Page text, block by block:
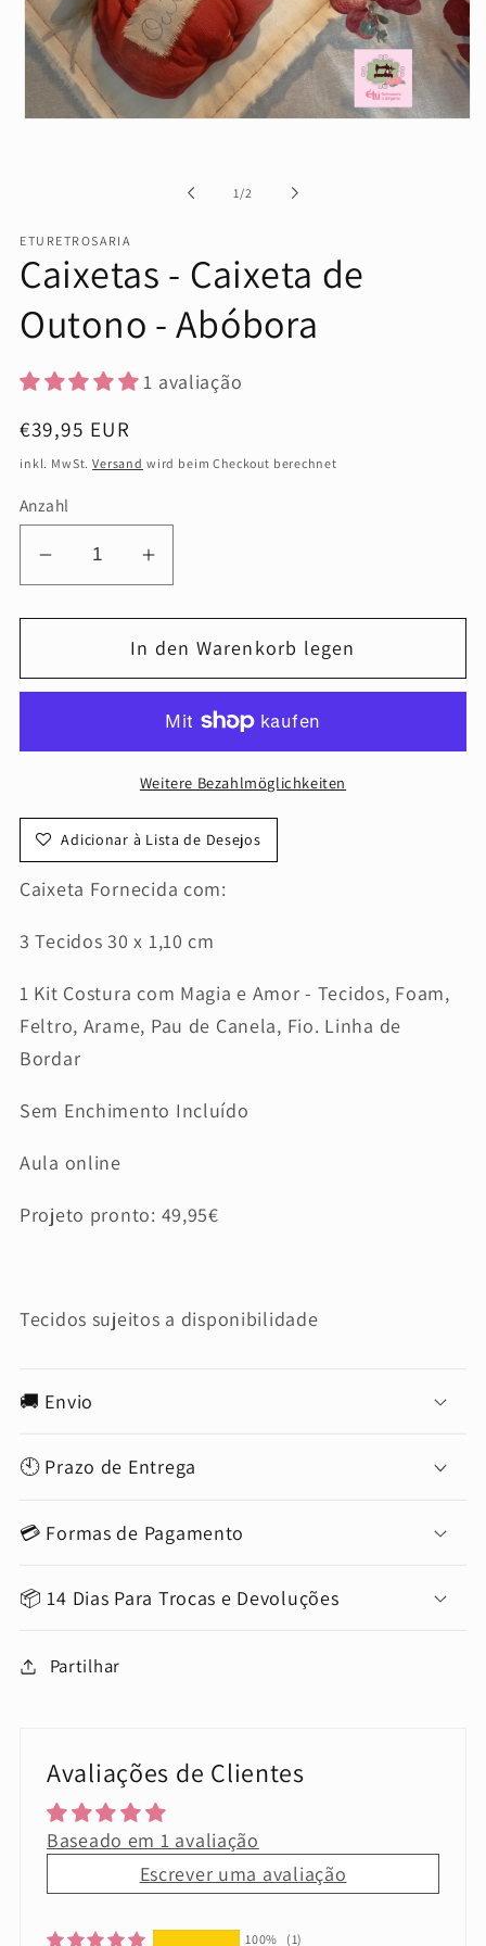
1 /von
2
ETURETROSARIA
Caixetas - Caixeta de
Outono - Abóbora
1 avaliação
Normaler
Preis
€39,95 EUR
inkl. MwSt.Versand wird beim Checkout berechnet
Anzahl
Verringere
Menge
Caixetas
-
Abóbora
Erhöhe
Menge
für
Caixetas
Caixeta
Outono
-
Abóbora
In den Warenkorb legen
Weitere Bezahlmöglichkeiten
Adicionar à Lista de Desejos
Caixeta Fornecida com:
3 Tecidos 30 x 1,10 cm
1 Kit Costura com Magia e Amor - Tecidos, Foam,
Feltro, Arame, Pau de Canela, Fio. Linha de
Bordar
Sem Enchimento Incluído
Aula online
Projeto pronto: 49,95€
Tecidos sujeitos a disponibilidade
🚚 Envio
🕙 Prazo de Entrega
💳 Formas de Pagamento
📦 14 Dias Para Trocas e Devoluções
Partilhar
Avaliações de Clientes
Baseado em 1 avaliação
Escrever uma avaliação
100% (1)